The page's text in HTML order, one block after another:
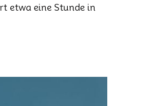
etwa eine Stunde in